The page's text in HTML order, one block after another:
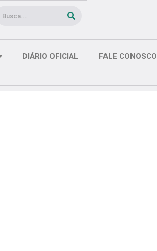
Pesquisar
DIÁRIO OFICIAL FALE CONOSCO